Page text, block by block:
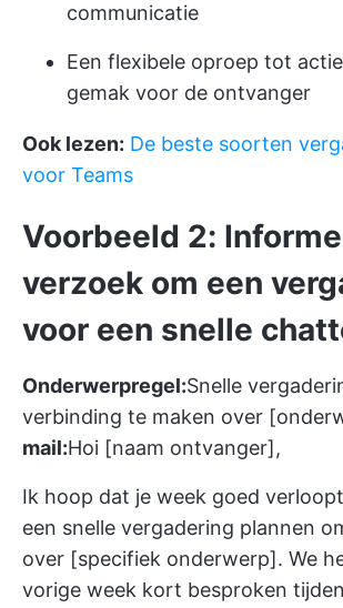
communicatie
Een flexibele oproep tot
gemak voor de ontvanger
Ook lezen: De beste soorten
voor Teams
Voorbeeld 2:
verzoek om een
voor een snelle
Onderwerpregel:Snelle
verbinding te maken over
mail:Hoi [naam ontvanger],
Ik hoop dat je week goed
een snelle vergadering plannen
over [specifiek onderwerp]. We
vorige week kort besproken